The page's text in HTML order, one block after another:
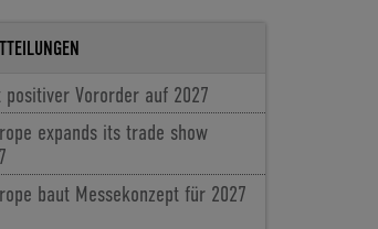
positiver Vororder auf 2027
expands its trade show
baut Messekonzept für 2027